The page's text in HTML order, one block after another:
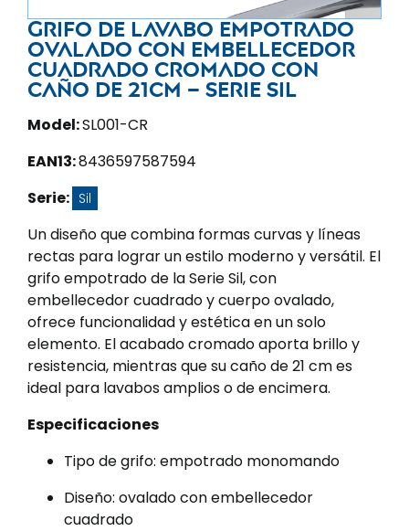
Grifo de lavabo empotrado
ovalado con embellecedor
cuadrado cromado con
caño de 21CM – Serie sil
Model:SL001-CR
EAN13:8436597587594
Serie: Sil
Un diseño que combina formas curvas y líneas
rectas para lograr un estilo moderno y versátil. El
grifo empotrado de la Serie Sil, con
embellecedor cuadrado y cuerpo ovalado,
ofrece funcionalidad y estética en un solo
elemento. El acabado cromado aporta brillo y
resistencia, mientras que su caño de 21 cm es
ideal para lavabos amplios o de encimera.
Especificaciones
Tipo de grifo: empotrado monomando
Diseño: ovalado con embellecedor
cuadrado